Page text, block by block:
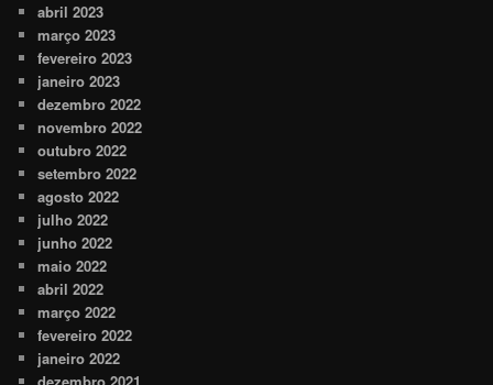
abril 2023
março 2023
fevereiro 2023
janeiro 2023
dezembro 2022
novembro 2022
outubro 2022
setembro 2022
agosto 2022
julho 2022
junho 2022
maio 2022
abril 2022
março 2022
fevereiro 2022
janeiro 2022